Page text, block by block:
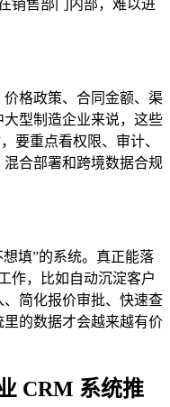
销售部门内部，难以进
格政策、合同金额、渠
型制造企业来说，这些
要重点看权限、审计、
合部署和跨境数据合规
填”的系统。真正能落
作，比如自动沉淀客户
简化报价审批、快速查
的数据才会越来越有价
CRM 系统推